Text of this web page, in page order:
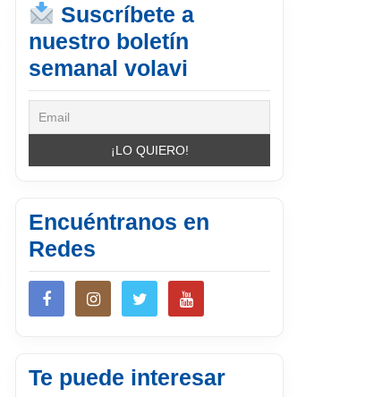
Suscríbete a
nuestro boletín
semanal volavi
Encuéntranos en
Redes
Te puede interesar